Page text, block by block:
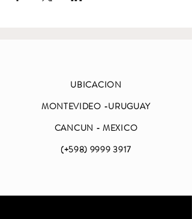
UBICACION
MONTEVIDEO -URUGUAY
CANCUN - MEXICO
(+598) 9999 3917